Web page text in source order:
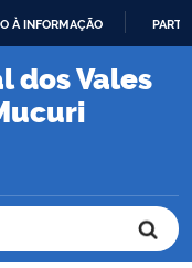
À INFORMAÇÃO
dos Vales